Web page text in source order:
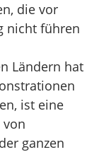
die vor
nicht führen
Ländern hat
ist eine
von
ganzen